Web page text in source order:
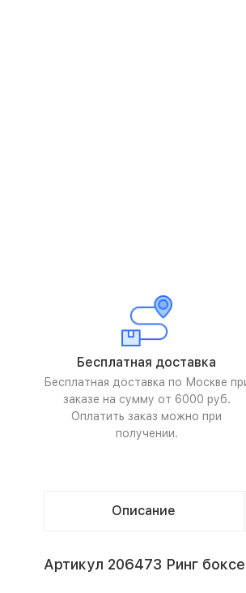
Бесплатная доставка
Бесплатная доставка по Москве
заказе на сумму от 6000 руб.
Оплатить заказ можно при
получении.
Описание
Артикул 206473 Ринг